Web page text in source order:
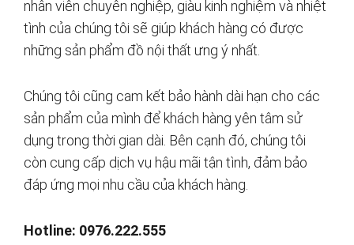
nhân viên chuyên nghiệp, giàu kinh nghiệm và nhiệt
tình của chúng tôi sẽ giúp khách hàng có được
những sản phẩm đồ nội thất ưng ý nhất.
Chúng tôi cũng cam kết bảo hành dài hạn cho các
sản phẩm của mình để khách hàng yên tâm sử
dụng trong thời gian dài. Bên cạnh đó, chúng tôi
còn cung cấp dịch vụ hậu mãi tận tình, đảm bảo
đáp ứng mọi nhu cầu của khách hàng.
Hotline: 0976.222.555